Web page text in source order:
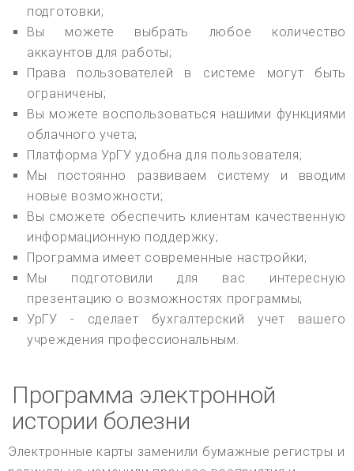
подготовки;
Вы можете выбрать любое количество
аккаунтов для работы;
Права пользователей в системе могут быть
ограничены;
Вы можете воспользоваться нашими функциями
облачного учета;
Платформа УрГУ удобна для пользователя;
Мы постоянно развиваем систему и вводим
новые возможности;
Вы сможете обеспечить клиентам качественную
информационную поддержку;
Программа имеет современные настройки;
Мы подготовили для вас интересную
презентацию о возможностях программы;
УрГУ - сделает бухгалтерский учет вашего
учреждения профессиональным.
Программа электронной
истории болезни
Электронные карты заменили бумажные регистры и